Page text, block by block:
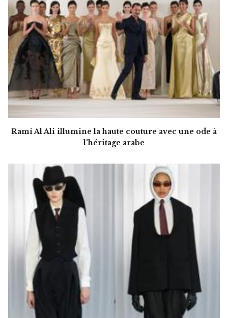
Rami Al Ali illumine la haute couture avec une ode à
l'héritage arabe